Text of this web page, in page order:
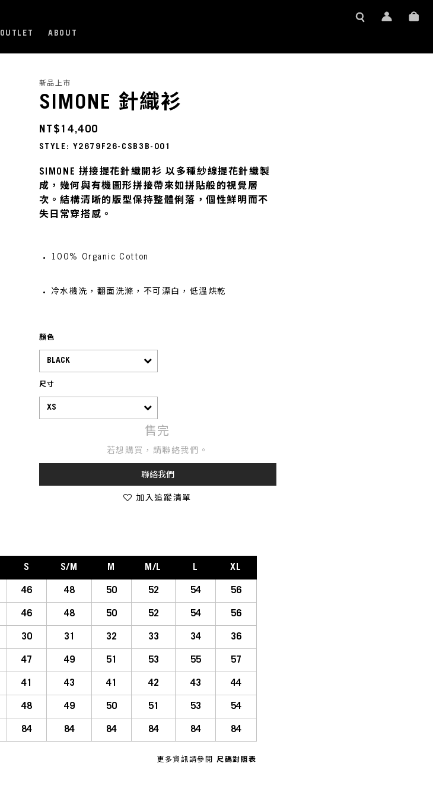
OUTLET ABOUT
新品上市
SIMONE 針織衫
STYLE: Y2679F26-CSB3B-001
SIMONE 拼接提花針織開衫 以多種紗線提花針織製
成，幾何與有機圖形拼接帶來如拼貼般的視覺層
次。結構清晰的版型保持整體俐落，個性鮮明而不
失日常穿搭感。
100% Organic Cotton
冷水機洗，翻面洗滌，不可漂白，低溫烘乾
NT$14,400
顏色
尺寸
售完
若想購買，請聯絡我們。
聯絡我們
加入追蹤清單
S S/M M M/L L XL
46 48 50 52 54 56
46 48 50 52 54 56
30 31 32 33 34 36
47 49 51 53 55 57
41 43 41 42 43 44
48 49 50 51 53 54
84 84 84 84 84 84
更多資訊請參閱 尺碼對照表